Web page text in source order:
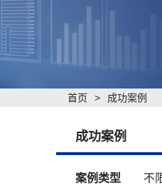
首页 > 成功案例
成功案例
案例类型 不